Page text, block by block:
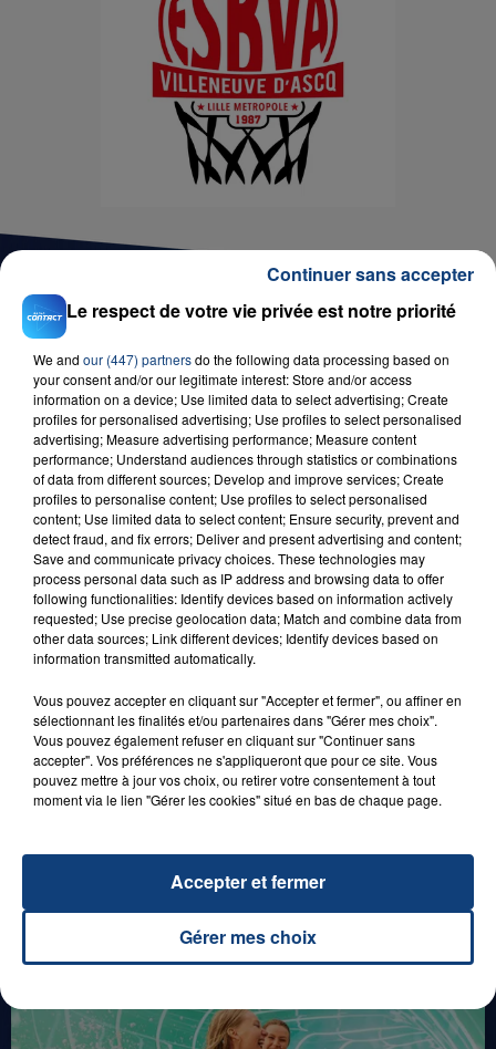
D'AUTRES JEUX
29 août 2025
LE MOT CASH !
0h00
GAGNEZ VOS ENTRÉES EN FAMILLE À
Le respect de votre vie privée est notre priorité
We and our (447) partnersdo the following data processing based on
your consent and/or our legitimate interest: Store and/or access
information on a device; Use limited data to select advertising; Create
profiles for personalised advertising; Use profiles to select personalised
advertising; Measure advertising performance; Measure content
performance; Understand audiences through statistics or combinations
of data from different sources; Develop and improve services; Create
profiles to personalise content; Use profiles to select personalised
content; Use limited data to select content; Ensure security, prevent and
detect fraud, and fix errors; Deliver and present advertising and content;
Save and communicate privacy choices. These technologies may
process personal data such as IP address and browsing data to offer
following functionalities: Identify devices based on information actively
requested; Use precise geolocation data; Match and combine data from
other data sources; Link different devices; Identify devices based on
information transmitted automatically.
Vous pouvez accepter en cliquant sur "Accepter et fermer", ou affiner en
sélectionnant les finalités et/ou partenaires dans "Gérer mes choix".
Vous pouvez également refuser en cliquant sur "Continuer sans
accepter". Vos préférences ne s'appliqueront que pour ce site. Vous
pouvez mettre à jour vos choix, ou retirer votre consentement à tout
moment via le lien "Gérer les cookies" situé en bas de chaque page.
Gérer mes choix
Accepter et fermer
Continuer sans accepter